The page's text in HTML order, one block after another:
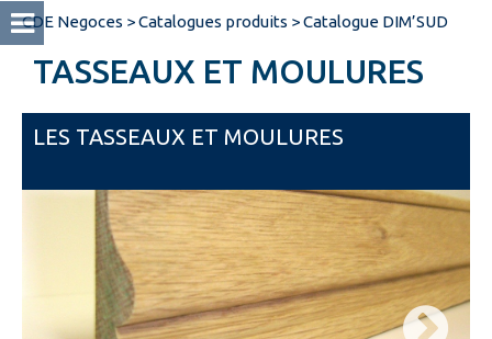
CDE Negoces >Catalogues produits >Catalogue DIM’SUD
TASSEAUX ET MOULURES
LES TASSEAUX ET MOULURES